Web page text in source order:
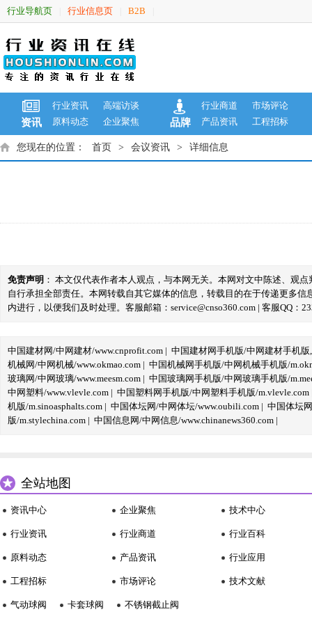
行业导航页 行业信息页 B2B
资讯
行业资讯
高端访谈
原料动态
企业聚焦 品牌
行业商道
市场评论
产品资讯
工程招标
您现在的位置： 首页 > 会议资讯 > 详细信息
免责声明 ： 本文仅代表作者本人观点，与本网无关。本网对文中陈述、观
自行承担全部责任。本网转载自其它媒体的信息，转载目的在于传递更多
内进行，以便我们及时处理。客服邮箱：service@cnso360.com | 客服QQ：
中国建材网/中网建材/www.cnprofit.com | 中国建材网手机版/中网建材手机版
机械网/中网机械/www.okmao.com | 中国机械网手机版/中网机械手机版/
玻璃网/中网玻璃/www.meesm.com | 中国玻璃网手机版/中网玻璃手机版/
中网塑料/www.vlevle.com | 中国塑料网手机版/中网塑料手机版/m.vlevle.com
机版/m.sinoasphalts.com | 中国体坛网/中网体坛/www.oubili.com | 中国体坛
版/m.stylechina.com | 中国信息网/中网信息/www.chinanews360.com |
全站地图
资讯中心
行业资讯
原料动态
工程招标
企业聚焦
行业商道
产品资讯
市场评论
技术中心
行业百科
行业应用
技术文献
气动球阀 卡套球阀 不锈钢截止阀